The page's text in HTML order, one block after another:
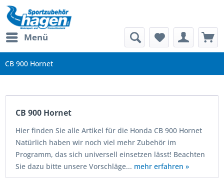
Menü
CB 900 Hornet
CB 900 Hornet
Hier finden Sie alle Artikel für die Honda CB 900 Hornet
Natürlich haben wir noch viel mehr Zubehör im
Programm, das sich universell einsetzen lässt! Beachten
Sie dazu bitte unsere Vorschläge... mehr erfahren »